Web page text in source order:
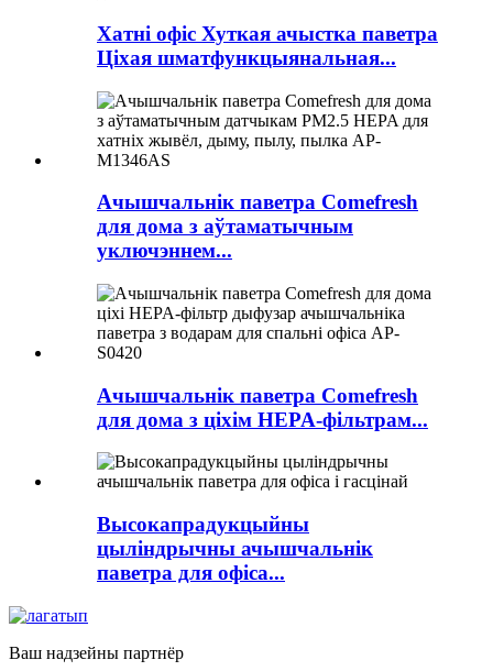
Хатні офіс Хуткая ачыстка паветра
Ціхая шматфункцыянальная...
Ачышчальнік паветра Comefresh
для дома з аўтаматычным
уключэннем...
Ачышчальнік паветра Comefresh
для дома з ціхім HEPA-фільтрам...
Высокапрадукцыйны
цыліндрычны ачышчальнік
паветра для офіса...
Ваш надзейны партнёр